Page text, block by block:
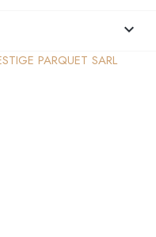
keyboard_arrow_down
PARQUET SARL